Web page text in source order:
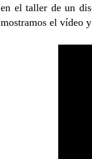
en el taller de un
mostramos el vídeo